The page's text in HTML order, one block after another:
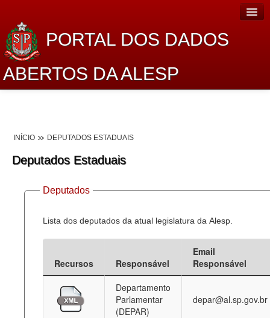
PORTAL DOS DADOS
ABERTOS DA ALESP
Lei de Acesso à Informação
Dados Governamentais Abertos
Planejamento
Catálogo de dados
Processo Legislativo
Deputados Estaduais
Administração
INÍCIO DEPUTADOS ESTADUAIS
Deputados Estaduais
Deputados
Lista dos deputados da atual legislatura da Alesp.
Recursos Responsável
Email
Responsável
Departamento
Parlamentar
(DEPAR)
depar@al.sp.gov.br